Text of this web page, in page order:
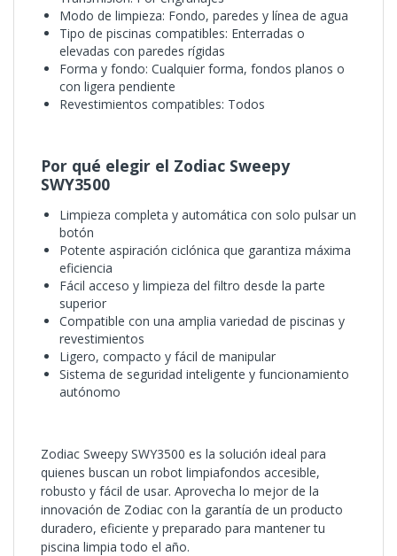
Modo de limpieza: Fondo, paredes y línea de agua
Tipo de piscinas compatibles: Enterradas o
elevadas con paredes rígidas
Forma y fondo: Cualquier forma, fondos planos o
con ligera pendiente
Revestimientos compatibles: Todos
Por qué elegir el Zodiac Sweepy
SWY3500
Limpieza completa y automática con solo pulsar un
botón
Potente aspiración ciclónica que garantiza máxima
eficiencia
Fácil acceso y limpieza del filtro desde la parte
superior
Compatible con una amplia variedad de piscinas y
revestimientos
Ligero, compacto y fácil de manipular
Sistema de seguridad inteligente y funcionamiento
autónomo
Zodiac Sweepy SWY3500 es la solución ideal para
quienes buscan un robot limpiafondos accesible,
robusto y fácil de usar. Aprovecha lo mejor de la
innovación de Zodiac con la garantía de un producto
duradero, eficiente y preparado para mantener tu
piscina limpia todo el año.